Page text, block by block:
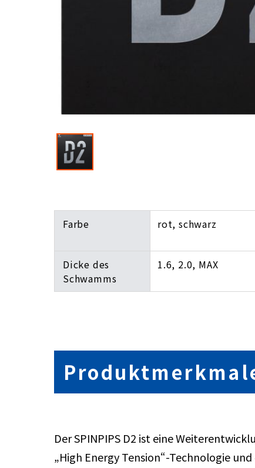
Farbe rot, schwarz
Dicke des
Schwamms
1.6, 2.0, MAX
Der SPINPIPS D2 ist eine
„High Energy Tension“-Technologie